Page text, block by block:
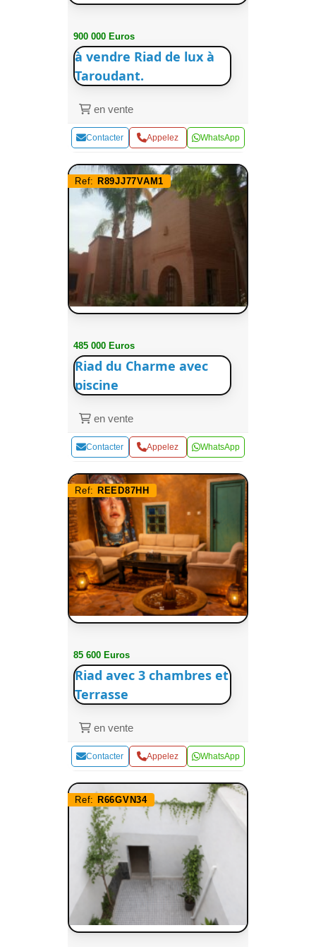
900 000 Euros
à vendre Riad de lux à
Taroudant.
en vente
Contacter Appelez WhatsApp
Ref: R89JJ77VAM1
485 000 Euros
Riad du Charme avec
piscine
en vente
Contacter Appelez WhatsApp
Ref: REED87HH
85 600 Euros
Riad avec 3 chambres et
Terrasse
en vente
Contacter Appelez WhatsApp
Ref: R66GVN34